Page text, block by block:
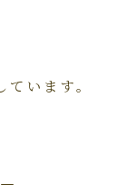
います。